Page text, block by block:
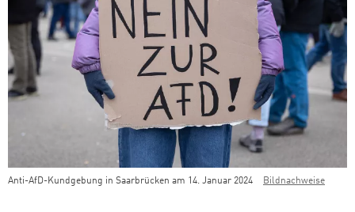
Anti-AfD-Kundgebung in Saarbrücken am 14. Januar 2024
Bildnachweise